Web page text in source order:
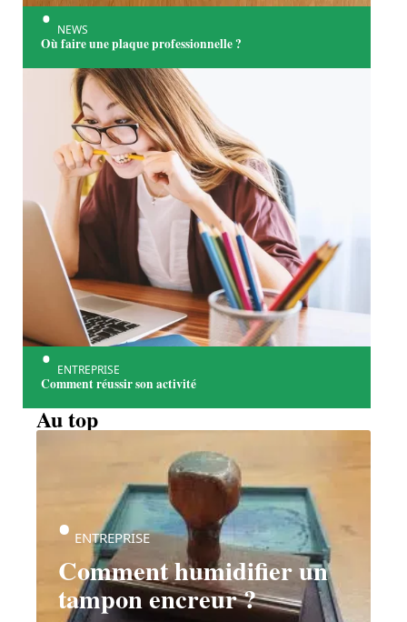
NEWS
Où faire une plaque professionnelle ?
ENTREPRISE
Comment réussir son activité
Au top
Comment humidifier un
tampon encreur ?
ENTREPRISE